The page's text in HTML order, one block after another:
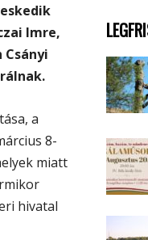
Imre,
a
8-
miatt
hivatal